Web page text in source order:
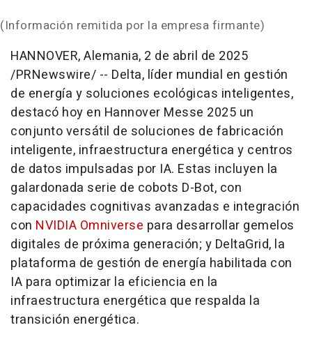
(Información remitida por la empresa firmante)
HANNOVER, Alemania, 2 de abril de 2025
/PRNewswire/ -- Delta, líder mundial en gestión
de energía y soluciones ecológicas inteligentes,
destacó hoy en Hannover Messe 2025 un
conjunto versátil de soluciones de fabricación
inteligente, infraestructura energética y centros
de datos impulsadas por IA. Estas incluyen la
galardonada serie de cobots D-Bot, con
capacidades cognitivas avanzadas e integración
con NVIDIA Omniverse para desarrollar gemelos
digitales de próxima generación; y DeltaGrid, la
plataforma de gestión de energía habilitada con
IA para optimizar la eficiencia en la
infraestructura energética que respalda la
transición energética.